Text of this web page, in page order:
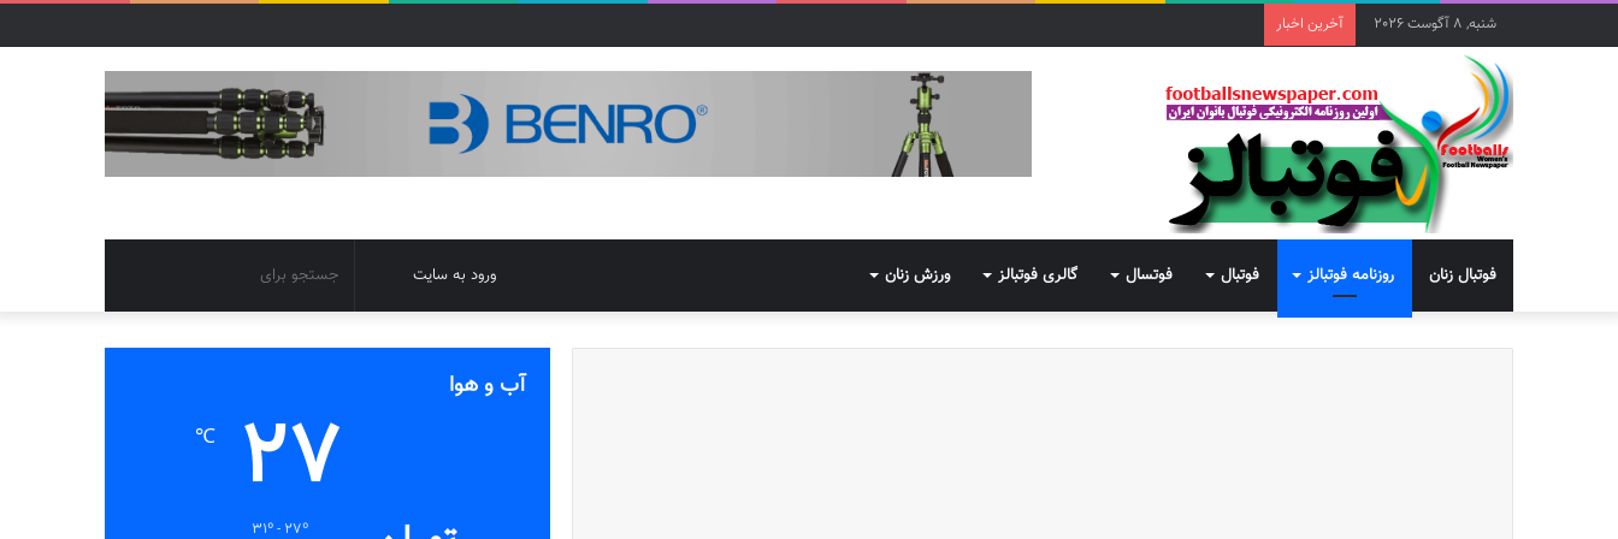
شنبه, 8 آگوست 2026 آخرین اخبار
فوتبال زنان روزنامه فوتبالز فوتبال فوتسال گالری فوتبالز ورزش زنان
برای
تغییر
پوسته
ورود به سایت
آب و هوا
27
℃